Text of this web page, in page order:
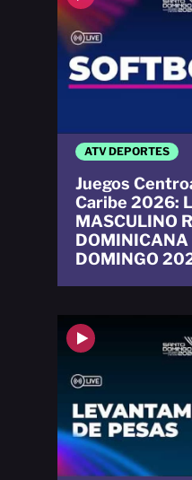
ATV DEPORTES
Juegos
Caribe 2026:
MASCULINO
DOMINICANA
DOMINGO